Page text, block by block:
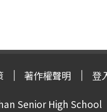
著作權聲明 登
Senior High School